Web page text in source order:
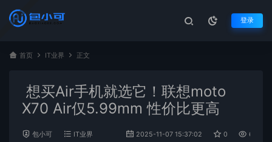
登录
首页 IT业界 正文
想买Air手机就选它！联想moto
X70 Air仅5.99mm 性价比更高
包小可 IT业界 2025-11-07 15:37:02 0 662